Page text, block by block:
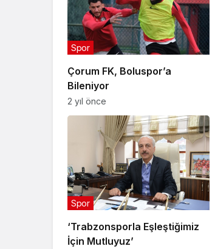
Çorum FK, Boluspor’a
Bileniyor
Spor
2 yıl önce
‘Trabzonsporla Eşleştiğimiz
İçin Mutluyuz’
Spor